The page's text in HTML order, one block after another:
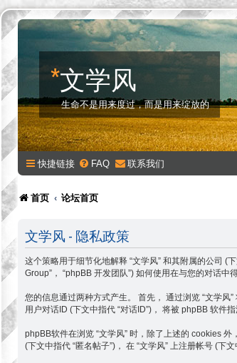
*文学风
生命不是用来度过，而是用来绽放的
快捷链接 FAQ 联系我们
首页 论坛首页
文学风 - 隐私政策
这个策略用于细节化地解释 “文学风” 和其附属的公司 (下
Group”， “phpBB 开发团队”) 如何使用在与您的对话中
您的信息通过两种方式产生。 首先， 通过浏览 “文学
用户对话ID (下文中指代 “对话ID”)， 将被 phpBB 软件
phpBB软件在浏览 “文学风” 时，除了上述的 cookies
(下文中指代 “匿名帖子”)， 在 “文学风” 上注册帐号 (下